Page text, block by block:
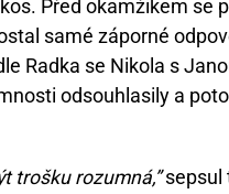
Před okamžikem se
samé záporné
Radka se Nikola s
odsouhlasily a
trošku rozumná,”sepsul